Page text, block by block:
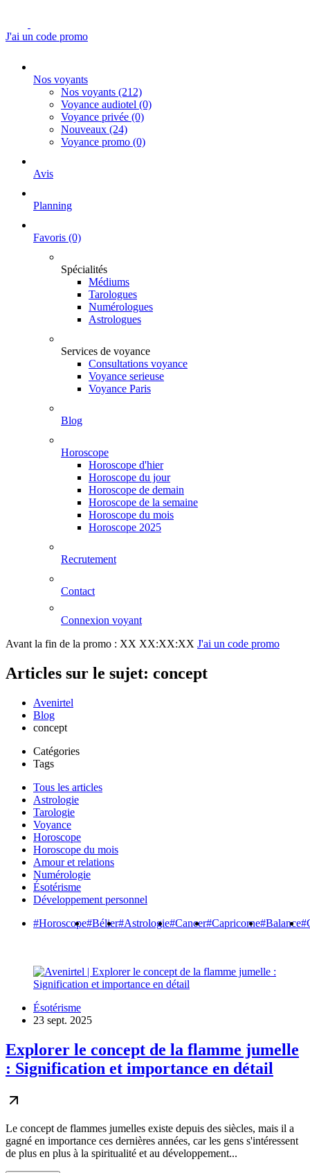
J'ai un code promo
Nos voyants
Nos voyants (212)
Voyance audiotel (0)
Voyance privée (0)
Nouveaux (24)
Voyance promo (0)
Avis
Planning
Favoris (0)
Spécialités
Médiums
Tarologues
Numérologues
Astrologues
Services de voyance
Consultations voyance
Voyance serieuse
Voyance Paris
Blog
Horoscope
Horoscope d'hier
Horoscope du jour
Horoscope de demain
Horoscope de la semaine
Horoscope du mois
Horoscope 2025
Recrutement
Contact
Connexion voyant
Avant la fin de la promo : XX XX:XX:XX J'ai un code promo
Articles sur le sujet: concept
Avenirtel
Blog
concept
Catégories
Tags
Tous les articles
Astrologie
Tarologie
Voyance
Horoscope
Horoscope du mois
Amour et relations
Numérologie
Ésotérisme
Développement personnel
#Horoscope#Bélier#Astrologie#Cancer#Capricorne#Balance
Ésotérisme
23 sept. 2025
Explorer le concept de la flamme jumelle
: Signification et importance en détail
Le concept de flammes jumelles existe depuis des siècles, mais il a
gagné en importance ces dernières années, car les gens s'intéressent
de plus en plus à la spiritualité et au développement...